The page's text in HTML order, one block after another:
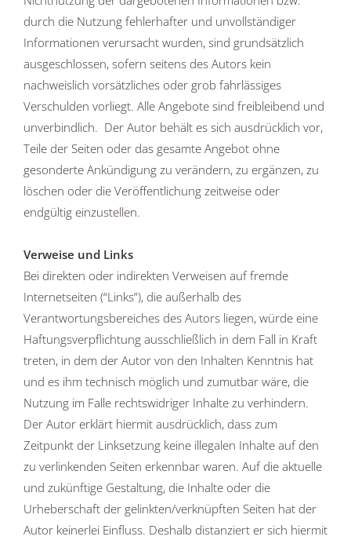
durch die Nutzung fehlerhafter und unvollständiger
Informationen verursacht wurden, sind grundsätzlich
ausgeschlossen, sofern seitens des Autors kein
nachweislich vorsätzliches oder grob fahrlässiges
Verschulden vorliegt. Alle Angebote sind freibleibend und
unverbindlich. Der Autor behält es sich ausdrücklich vor,
Teile der Seiten oder das gesamte Angebot ohne
gesonderte Ankündigung zu verändern, zu ergänzen, zu
löschen oder die Veröffentlichung zeitweise oder
endgültig einzustellen.
Verweise und Links
Bei direkten oder indirekten Verweisen auf fremde
Internetseiten (“Links”), die außerhalb des
Verantwortungsbereiches des Autors liegen, würde eine
Haftungsverpflichtung ausschließlich in dem Fall in Kraft
treten, in dem der Autor von den Inhalten Kenntnis hat
und es ihm technisch möglich und zumutbar wäre, die
Nutzung im Falle rechtswidriger Inhalte zu verhindern.
Der Autor erklärt hiermit ausdrücklich, dass zum
Zeitpunkt der Linksetzung keine illegalen Inhalte auf den
zu verlinkenden Seiten erkennbar waren. Auf die aktuelle
und zukünftige Gestaltung, die Inhalte oder die
Urheberschaft der gelinkten/verknüpften Seiten hat der
Autor keinerlei Einfluss. Deshalb distanziert er sich hiermit